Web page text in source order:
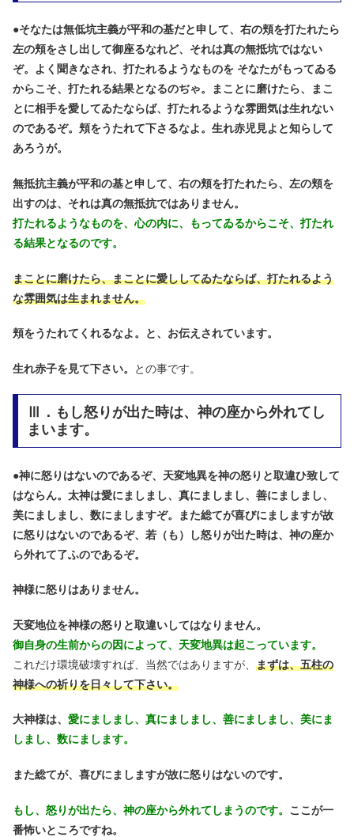
●そなたは無低坑主義が平和の基だと申して、右の頬を打たれたら
左の頬をさし出して御座るなれど、それは真の無抵坑ではない
ぞ。よく聞きなされ、打たれるようなものを そなたがもってゐる
からこそ、打たれる結果となるのぢゃ。まことに磨けたら、まこ
とに相手を愛してゐたならば、打たれるような雰囲気は生れない
のであるぞ。頬をうたれて下さるなよ。生れ赤児見よと知らして
あろうが。
無抵抗主義が平和の基と申して、右の頬を打たれたら、左の頬を
出すのは、それは真の無抵抗ではありません。
打たれるようなものを、心の内に、もってゐるからこそ、打たれ
る結果となるのです。
まことに磨けたら、まことに愛ししてゐたならば、打たれるよう
な雰囲気は生まれません。
頬をうたれてくれるなよ。と、お伝えされています。
生れ赤子を見て下さい。 との事です。
Ⅲ．もし怒りが出た時は、神の座から外れてし
まいます。
●神に怒りはないのであるぞ、天変地異を神の怒りと取違ひ致して
はならん。太神は愛にましまし、真にましまし、善にましまし、
美にましまし、数にましますぞ。また総てが喜びにましますが故
に怒りはないのであるぞ、若（も）し怒りが出た時は、神の座か
ら外れて了ふのであるぞ。
神様に怒りはありません。
天変地位を神様の怒りと取違いしてはなりません。
御自身の生前からの因によって、天変地異は起こっています。
これだけ環境破壊すれば、当然ではありますが、 まずは、五柱の
神様への祈りを日々して下さい。
大神様は、 愛にましまし、真にましまし、善にましまし、美にま
しまし、数にまします。
また総てが、喜びにましますが故に怒りはないのです。
もし、 怒りが出たら、神の座から外れてしまうのです。 ここが一
番怖いところですね。